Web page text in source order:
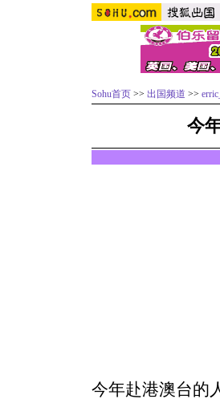
Sohu首页 >> 出国频道 >>
今
今年赴港澳台的